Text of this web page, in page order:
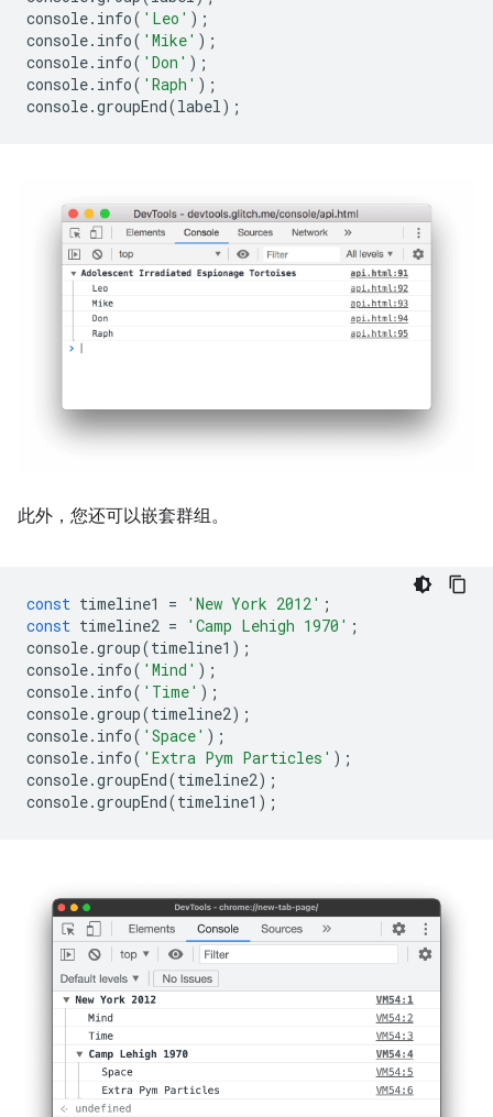
console. info( 'Leo' );
console. info( 'Mike' );
console. info( 'Don' );
console. info( 'Raph' );
console.groupEnd(label);
此外，您还可以嵌套群组。
const timeline1 = 'New York 2012' ;
const timeline2 = 'Camp Lehigh 1970' ;
console.group(timeline1 );
console. info( 'Mind' );
console. info( 'Time' );
console.group(timeline2);
console. info( 'Space' );
console. info( 'Extra Pym Particles' );
console.groupEnd(timeline2);
console.groupEnd(timeline1 );